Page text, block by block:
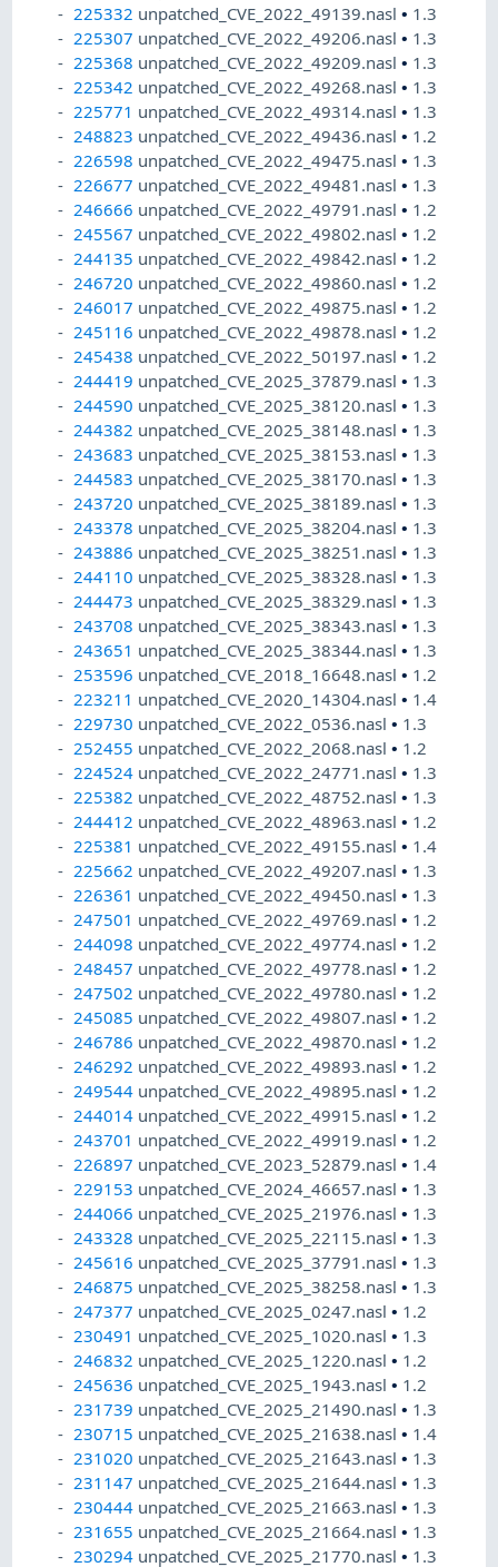
225332 unpatched_CVE_2022_49139.nasl• 1.3
225307 unpatched_CVE_2022_49206.nasl• 1.3
225368 unpatched_CVE_2022_49209.nasl• 1.3
225342 unpatched_CVE_2022_49268.nasl• 1.3
225771 unpatched_CVE_2022_49314.nasl• 1.3
248823 unpatched_CVE_2022_49436.nasl• 1.2
226598 unpatched_CVE_2022_49475.nasl• 1.3
226677 unpatched_CVE_2022_49481.nasl• 1.3
246666 unpatched_CVE_2022_49791.nasl• 1.2
245567 unpatched_CVE_2022_49802.nasl• 1.2
244135 unpatched_CVE_2022_49842.nasl• 1.2
246720 unpatched_CVE_2022_49860.nasl• 1.2
246017 unpatched_CVE_2022_49875.nasl• 1.2
245116 unpatched_CVE_2022_49878.nasl• 1.2
245438 unpatched_CVE_2022_50197.nasl• 1.2
244419 unpatched_CVE_2025_37879.nasl• 1.3
244590 unpatched_CVE_2025_38120.nasl• 1.3
244382 unpatched_CVE_2025_38148.nasl• 1.3
243683 unpatched_CVE_2025_38153.nasl• 1.3
244583 unpatched_CVE_2025_38170.nasl• 1.3
243720 unpatched_CVE_2025_38189.nasl• 1.3
243378 unpatched_CVE_2025_38204.nasl• 1.3
243886 unpatched_CVE_2025_38251.nasl• 1.3
244110 unpatched_CVE_2025_38328.nasl• 1.3
244473 unpatched_CVE_2025_38329.nasl• 1.3
243708 unpatched_CVE_2025_38343.nasl• 1.3
243651 unpatched_CVE_2025_38344.nasl• 1.3
253596 unpatched_CVE_2018_16648.nasl• 1.2
223211 unpatched_CVE_2020_14304.nasl• 1.4
229730 unpatched_CVE_2022_0536.nasl• 1.3
252455 unpatched_CVE_2022_2068.nasl• 1.2
224524 unpatched_CVE_2022_24771.nasl• 1.3
225382 unpatched_CVE_2022_48752.nasl• 1.3
244412 unpatched_CVE_2022_48963.nasl• 1.2
225381 unpatched_CVE_2022_49155.nasl• 1.4
225662 unpatched_CVE_2022_49207.nasl• 1.3
226361 unpatched_CVE_2022_49450.nasl• 1.3
247501 unpatched_CVE_2022_49769.nasl• 1.2
244098 unpatched_CVE_2022_49774.nasl• 1.2
248457 unpatched_CVE_2022_49778.nasl• 1.2
247502 unpatched_CVE_2022_49780.nasl• 1.2
245085 unpatched_CVE_2022_49807.nasl• 1.2
246786 unpatched_CVE_2022_49870.nasl• 1.2
246292 unpatched_CVE_2022_49893.nasl• 1.2
249544 unpatched_CVE_2022_49895.nasl• 1.2
244014 unpatched_CVE_2022_49915.nasl• 1.2
243701 unpatched_CVE_2022_49919.nasl• 1.2
226897 unpatched_CVE_2023_52879.nasl• 1.4
229153 unpatched_CVE_2024_46657.nasl• 1.3
244066 unpatched_CVE_2025_21976.nasl• 1.3
243328 unpatched_CVE_2025_22115.nasl• 1.3
245616 unpatched_CVE_2025_37791.nasl• 1.3
246875 unpatched_CVE_2025_38258.nasl• 1.3
247377 unpatched_CVE_2025_0247.nasl• 1.2
230491 unpatched_CVE_2025_1020.nasl• 1.3
246832 unpatched_CVE_2025_1220.nasl• 1.2
245636 unpatched_CVE_2025_1943.nasl• 1.2
231739 unpatched_CVE_2025_21490.nasl• 1.3
230715 unpatched_CVE_2025_21638.nasl• 1.4
231020 unpatched_CVE_2025_21643.nasl• 1.3
231147 unpatched_CVE_2025_21644.nasl• 1.3
230444 unpatched_CVE_2025_21663.nasl• 1.3
231655 unpatched_CVE_2025_21664.nasl• 1.3
230294 unpatched_CVE_2025_21770.nasl• 1.3